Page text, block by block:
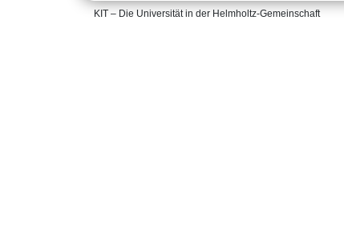
KIT – Die Universität in der Helmholtz-Gemeinschaft